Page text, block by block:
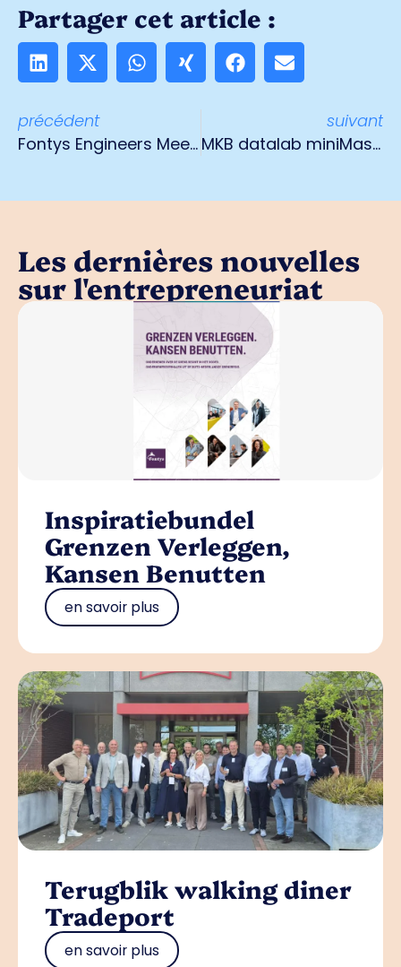
Partager cet article :
précédent
Fontys Engineers Meet & Match
suivant
MKB datalab miniMasters
Les dernières nouvelles
sur l'entrepreneuriat
Inspiratiebundel
Grenzen Verleggen,
Kansen Benutten
en savoir plus
Terugblik walking diner
Tradeport
en savoir plus